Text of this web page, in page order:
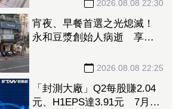
2026.08.08 22:30
宵夜、早餐首選之光熄滅！
永和豆漿創始人病逝 享壽
2026.08.08 22:25
「封測大廠」Q2每股賺2.04
元、H1EPS達3.91元 7月營